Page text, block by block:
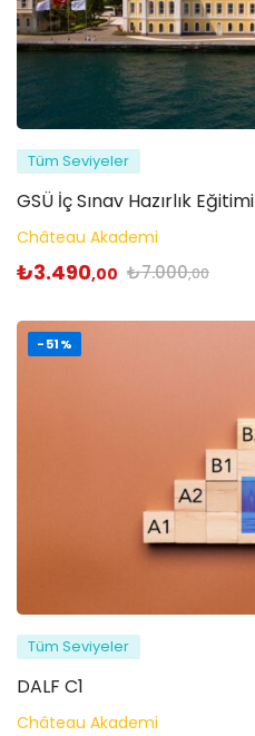
Tüm Seviyeler
GSÜ İç Sınav Hazırlık Eğitimi
Château Akademi
₺3.490,00 ₺7.000,00
-51%
Tüm Seviyeler
DALF C1
Château Akademi